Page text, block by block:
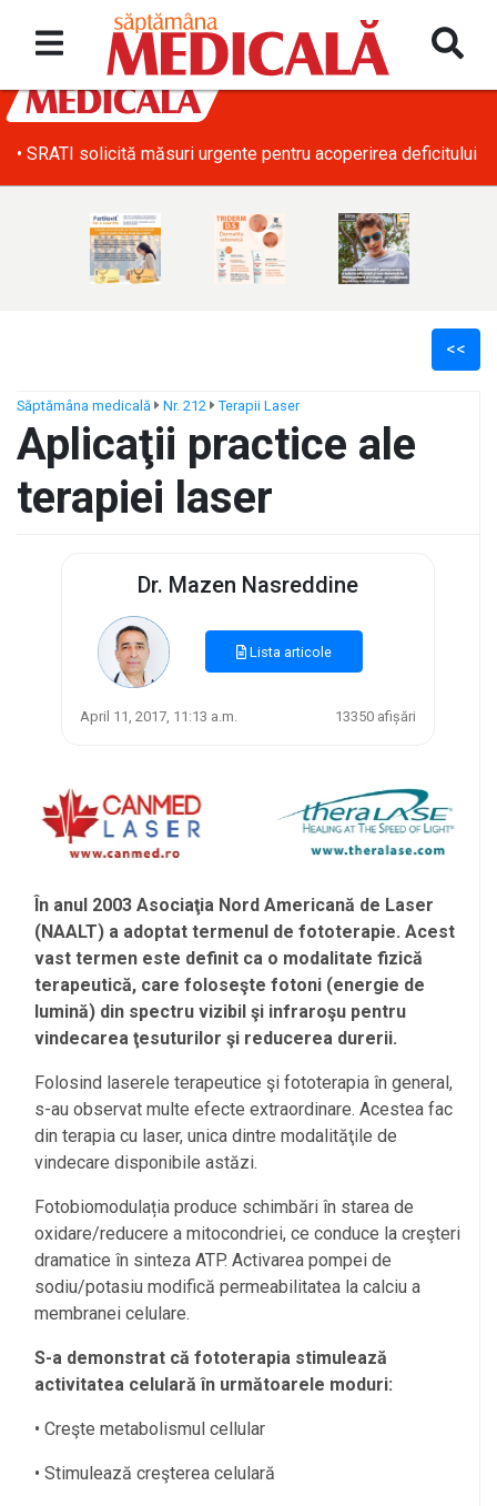
• SRATI solicită măsuri urgente pentru acoperirea deficitului
<<
Săptămâna medicală Nr. 212 Terapii Laser
Aplicaţii practice ale
terapiei laser
Dr. Mazen Nasreddine
Lista articole
April 11, 2017, 11:13 a.m. 13350 afișări
În anul 2003 Asociaţia Nord Americană de Laser
(NAALT) a adoptat termenul de fototerapie. Acest
vast termen este definit ca o modalitate fizică
terapeutică, care foloseşte fotoni (energie de
lumină) din spectru vizibil şi infraroşu pentru
vindecarea ţesuturilor şi reducerea durerii.
Folosind laserele terapeutice şi fototerapia în general,
s-au observat multe efecte extraordinare. Acestea fac
din terapia cu laser, unica dintre modalităţile de
vindecare disponibile astăzi.
Fotobiomodulația produce schimbări în starea de
oxidare/reducere a mitocondriei, ce conduce la creşteri
dramatice în sinteza ATP. Activarea pompei de
sodiu/potasiu modifică permeabilitatea la calciu a
membranei celulare.
S-a demonstrat că fototerapia stimulează
activitatea celulară în următoarele moduri:
• Creşte metabolismul cellular
• Stimulează creşterea celulară